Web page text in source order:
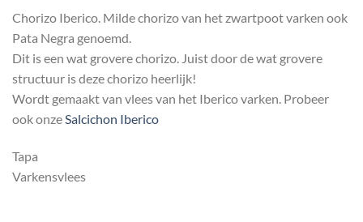
Chorizo Iberico. Milde chorizo ​​van het zwartpoot varken ook
Pata Negra genoemd.
Dit is een wat grovere chorizo. Juist door de wat grovere
structuur is deze chorizo heerlijk!
Wordt gemaakt van vlees van het Iberico varken. Probeer
ook onzeSalcichon Iberico
Tapa
Varkensvlees